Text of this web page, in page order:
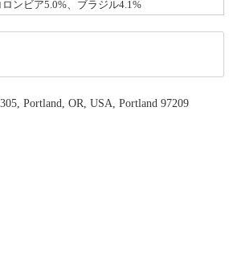
ロンビア5.0%、ブラジル4.1%
Portland, OR, USA, Portland 97209